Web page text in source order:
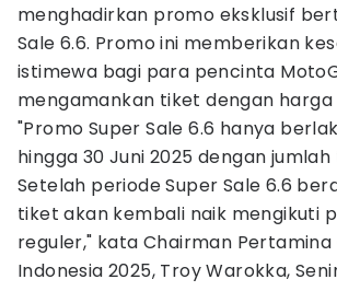
menghadirkan promo eksklusif
Sale 6.6. Promo ini memberikan
istimewa bagi para pencinta
mengamankan tiket dengan
"Promo Super Sale 6.6 hanya
hingga 30 Juni 2025 dengan
Setelah periode Super Sale 6.6
tiket akan kembali naik mengikuti
reguler," kata Chairman Pertamina
Indonesia 2025, Troy Warokka,